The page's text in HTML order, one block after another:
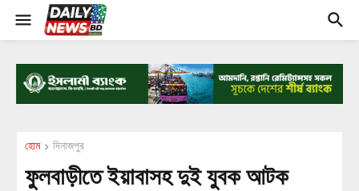
হোম দিনাজপুর
ফুলবাড়ীতে ইয়াবাসহ দুই যুবক আটক